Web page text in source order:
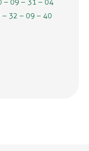
– 09 – 31 – 04
– 32 – 09 – 40